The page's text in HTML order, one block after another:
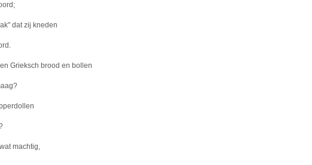
dat zij kneden
Grieksch brood en bollen
machtig,